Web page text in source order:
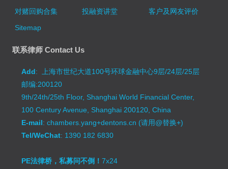
对赌回购合集
投融资讲堂
客户及网友评价
Sitemap
联系律师 Contact Us
Add: 上海市世纪大道100号环球金融中心9层/24层/25层
邮编:200120
9th/24th/25th Floor, Shanghai World Financial Center,
100 Century Avenue, Shanghai 200120, China
E-mail: chambers.yang+dentons.cn (请用@替换+)
Tel/WeChat: 1390 182 6830
PE法律桥，私募问不倒！7x24